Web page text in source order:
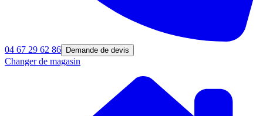
04 67 29 62 86 Demande de devis
Changer de magasin